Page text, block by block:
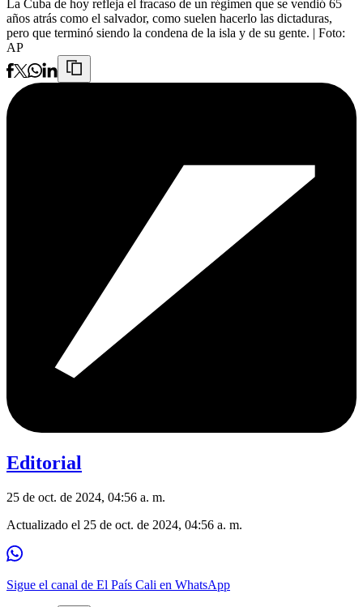
La Cuba de hoy refleja el fracaso de un régimen que se vendió 65
años atrás como el salvador, como suelen hacerlo las dictaduras,
pero que terminó siendo la condena de la isla y de su gente. | Foto:
AP
Editorial
25 de oct. de 2024, 04:56 a. m.
Actualizado el 25 de oct. de 2024, 04:56 a. m.
Sigue el canal de El País Cali en WhatsApp